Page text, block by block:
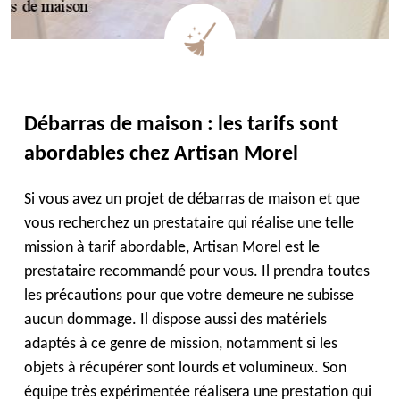
Débarras de maison : les tarifs sont
abordables chez Artisan Morel
Si vous avez un projet de débarras de maison et que
vous recherchez un prestataire qui réalise une telle
mission à tarif abordable, Artisan Morel est le
prestataire recommandé pour vous. Il prendra toutes
les précautions pour que votre demeure ne subisse
aucun dommage. Il dispose aussi des matériels
adaptés à ce genre de mission, notamment si les
objets à récupérer sont lourds et volumineux. Son
équipe très expérimentée réalisera une prestation qui